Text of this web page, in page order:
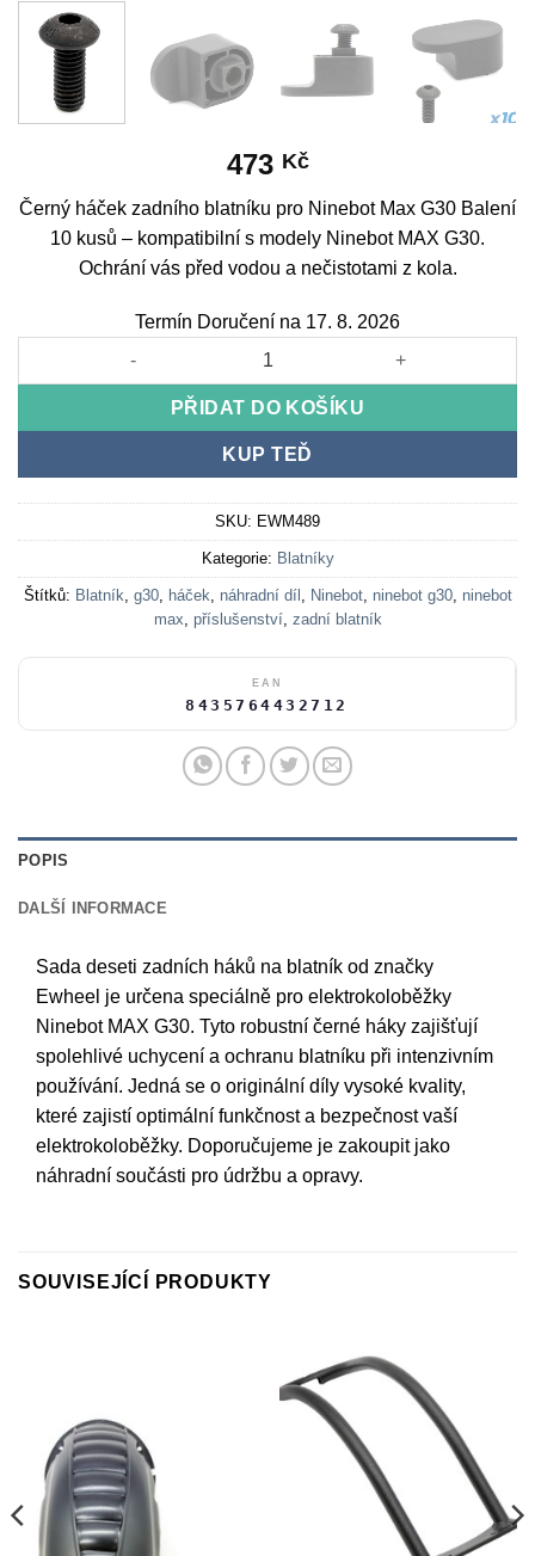
473 Kč
Černý háček zadního blatníku pro Ninebot Max G30 Balení
10 kusů – kompatibilní s modely Ninebot MAX G30.
Ochrání vás před vodou a nečistotami z kola.
Termín Doručení na 17. 8. 2026
Black Rear Fender Hook for Ninebot Max G30 Pack of 10
PŘIDAT DO KOŠÍKU
KUP TEĎ
SKU: EWM489
Kategorie: Blatníky
Štítků: Blatník, g30, háček, náhradní díl , Ninebot, ninebot g30, ninebot
max, příslušenství, zadní blatník
EAN
8435764432712
POPIS
DALŠÍ INFORMACE
Sada deseti zadních háků na blatník od značky
Ewheel je určena speciálně pro elektrokoloběžky
Ninebot MAX G30. Tyto robustní černé háky zajišťují
spolehlivé uchycení a ochranu blatníku při intenzivním
používání. Jedná se o originální díly vysoké kvality,
které zajistí optimální funkčnost a bezpečnost vaší
elektrokoloběžky. Doporučujeme je zakoupit jako
náhradní součásti pro údržbu a opravy.
SOUVISEJÍCÍ PRODUKTY